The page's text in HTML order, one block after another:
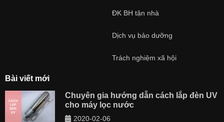
ĐK BH tận nhà
Dịch vụ bảo dưỡng
Trách nghiệm xã hội
Bài viết mới
Chuyên gia hướng dẫn cách lắp đèn UV
cho máy lọc nước
2020-02-06